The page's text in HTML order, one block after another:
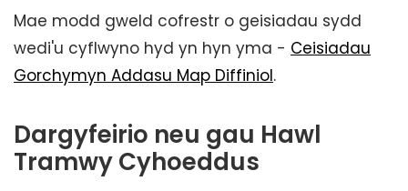
Mae modd gweld cofrestr o geisiadau sydd
wedi'u cyflwyno hyd yn hyn yma - Ceisiadau
Gorchymyn Addasu Map Diffiniol.
Dargyfeirio neu gau Hawl
Tramwy Cyhoeddus